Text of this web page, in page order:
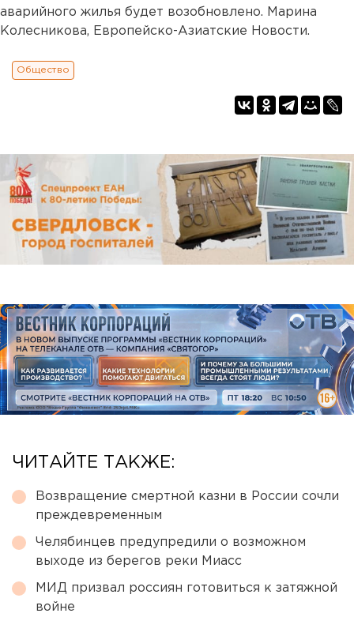
аварийного жилья будет возобновлено. Марина
Колесникова, Европейско-Азиатские Новости.
Общество
ЧИТАЙТЕ ТАКЖЕ:
Возвращение смертной казни в России сочли
преждевременным
Челябинцев предупредили о возможном
выходе из берегов реки Миасс
МИД призвал россиян готовиться к затяжной
войне